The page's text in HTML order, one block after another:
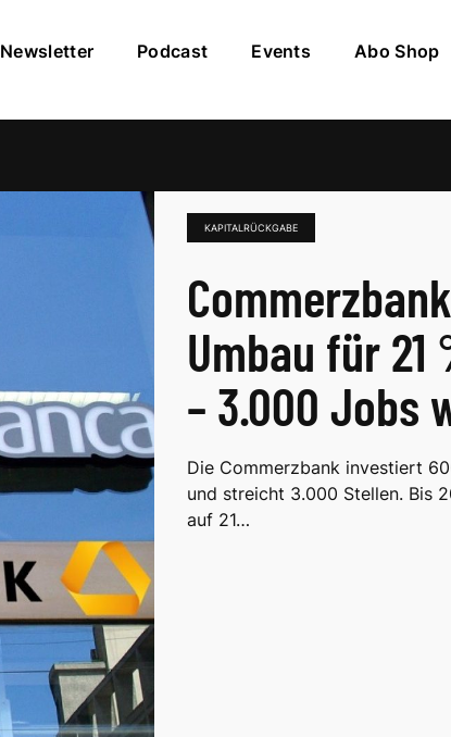
Newsletter Podcast Events Abo Shop
KAPITALRÜCKGABE
Umbau für 21
– 3.000 Jobs
Die Commerzbank investiert
und streicht 3.000 Stellen. Bis
auf 21…